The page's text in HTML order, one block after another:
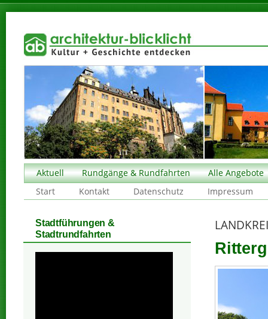
Aktuell Rundgänge & Rundfahrten
Alle Angebote
Start
Kontakt Datenschutz Impressum
Stadtführungen &
Stadtrundfahrten